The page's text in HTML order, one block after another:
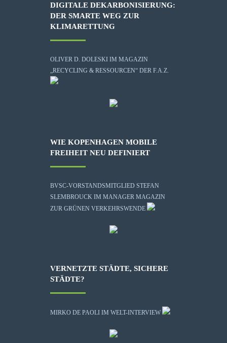
DIGITALE DEKARBONISIERUNG:
DER SMARTE WEG ZUR
KLIMARETTUNG
OLIVER D. DOLESKI IM MAGAZIN
„RECYCLING & RESSOURCEN“ DER F.A.Z.
WIE KOPENHAGEN MOBILE
FREIHEIT NEU DEFINIERT
BVSC-VORSTANDSMITGLIED STEFAN
SLEMBROUCK IM MANAGER MAGAZIN
ZUR GRÜNEN VERKEHRSWENDE
VERNETZTE STÄDTE, SICHERE
STÄDTE?
MIRKO DE PAOLI IM WELT-INTERVIEW